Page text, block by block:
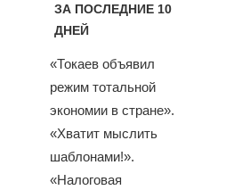
ЗА ПОСЛЕДНИЕ 10
ДНЕЙ
«Токаев объявил
режим тотальной
экономии в стране».
«Хватит мыслить
шаблонами!».
«Налоговая